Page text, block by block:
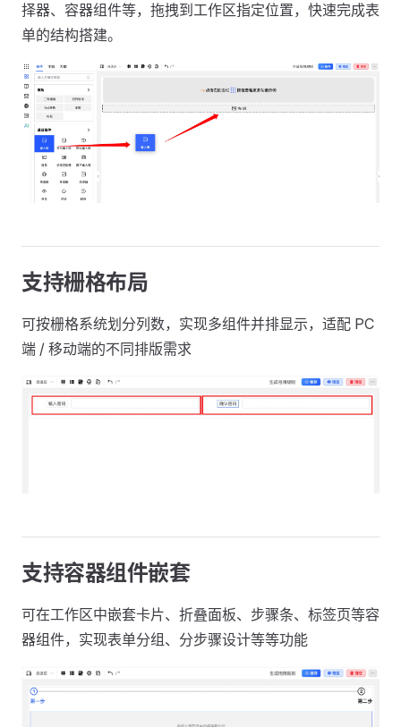
择器、容器组件等，拖拽到工作区指定位置，快速完成表
单的结构搭建。
支持栅格布局
可按栅格系统划分列数，实现多组件并排显示，适配 PC
端 / 移动端的不同排版需求
支持容器组件嵌套
可在工作区中嵌套卡片、折叠面板、步骤条、标签页等容
器组件，实现表单分组、分步骤设计等等功能